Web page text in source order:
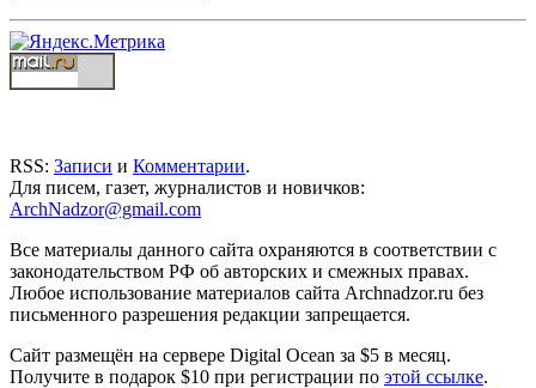
RSS: Записи и Комментарии.
Для писем, газет, журналистов и новичков:
ArchNadzor@gmail.com
Все материалы данного сайта охраняются в соответствии с
законодательством РФ об авторских и смежных правах.
Любое использование материалов сайта Archnadzor.ru без
письменного разрешения редакции запрещается.
Сайт размещён на сервере Digital Ocean за $5 в месяц.
Получите в подарок $10 при регистрации по этой ссылке.